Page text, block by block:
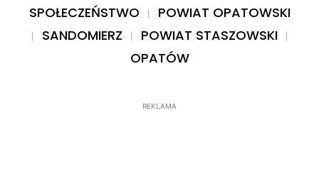
SPOŁECZEŃSTWO
POWIAT OPATOWSKI
SANDOMIERZ
POWIAT STASZOWSKI
OPATÓW
REKLAMA